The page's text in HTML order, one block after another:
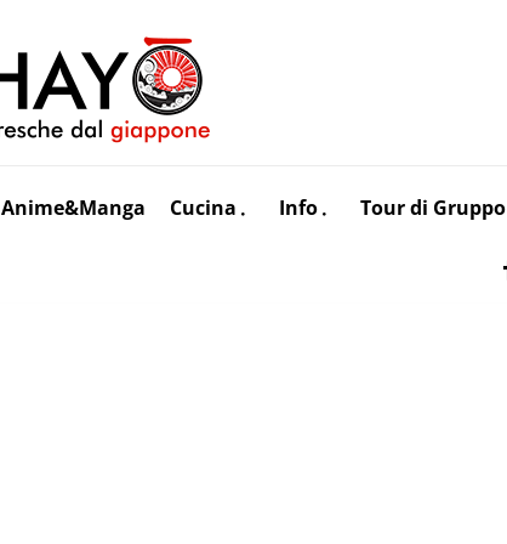
Anime&Manga Cucina Info Tour di Gruppo